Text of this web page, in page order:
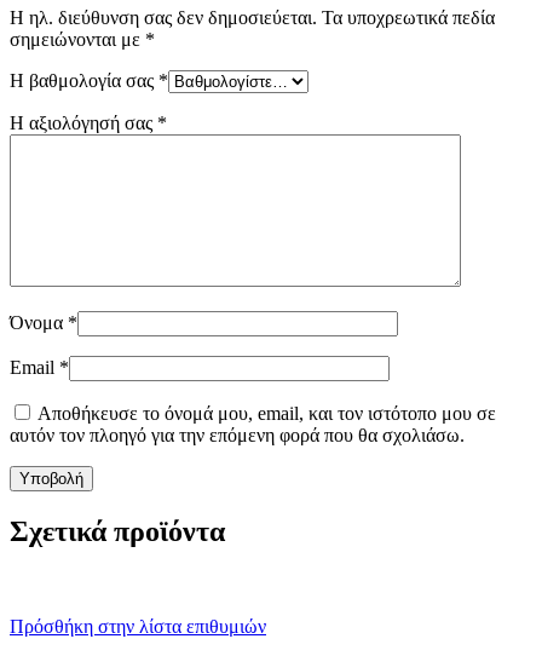
Η ηλ. διεύθυνση σας δεν δημοσιεύεται. Τα υποχρεωτικά πεδία
σημειώνονται με *
Η βαθμολογία σας *
Η αξιολόγησή σας *
Όνομα *
Email *
Αποθήκευσε το όνομά μου, email, και τον ιστότοπο μου σε
αυτόν τον πλοηγό για την επόμενη φορά που θα σχολιάσω.
Σχετικά προϊόντα
Πρόσθήκη στην λίστα επιθυμιών